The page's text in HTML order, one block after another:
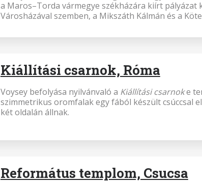
a Maros–Torda vármegye székházára kiírt pályázat
Városházával szemben, a Mikszáth Kálmán és a
Kiállítási csarnok, Róma
Voysey befolyása nyilvánvaló a Kiállítási csarnoke
szimmetrikus oromfalak egy fából készült csúccsal
két oldalán állnak.
Református templom, Csucsa